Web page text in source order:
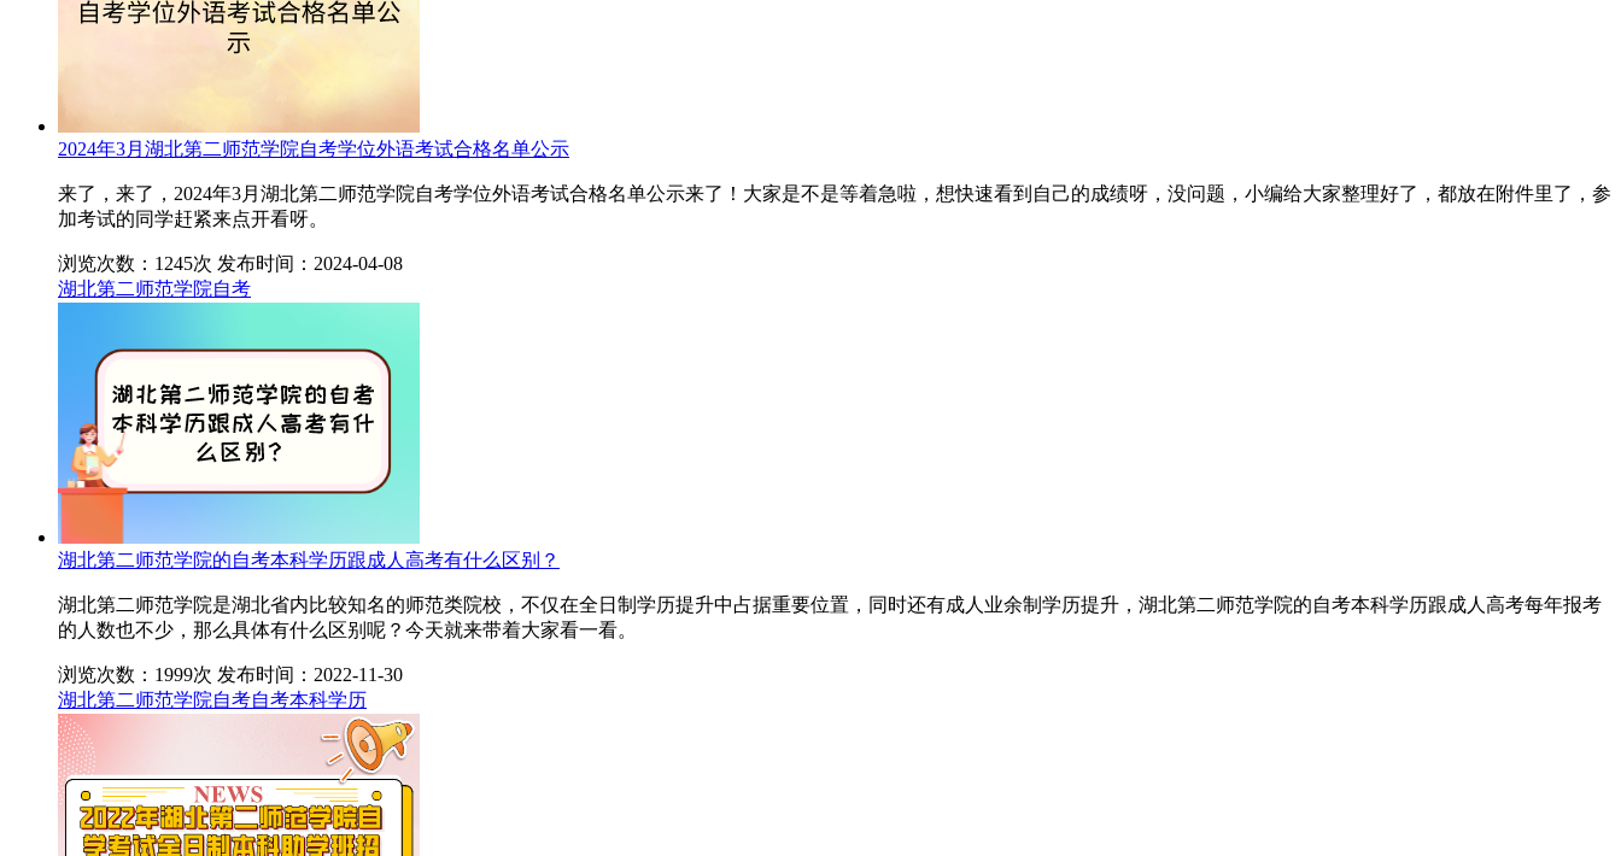
2024年3月湖北第二师范学院自考学位外语考试合格名单公示
来了，来了，2024年3月湖北第二师范学院自考学位外语考试合格名单公示来了！大家是不是等着急啦，想快速看到自己的成绩呀，没问题，小编给大家整理好了，都放在附件里了，参
加考试的同学赶紧来点开看呀。
浏览次数：1245次 发布时间：2024-04-08
湖北第二师范学院自考
湖北第二师范学院的自考本科学历跟成人高考有什么区别？
湖北第二师范学院是湖北省内比较知名的师范类院校，不仅在全日制学历提升中占据重要位置，同时还有成人业余制学历提升，湖北第二师范学院的自考本科学历跟成人高考每年报考
的人数也不少，那么具体有什么区别呢？今天就来带着大家看一看。
浏览次数：1999次 发布时间：2022-11-30
湖北第二师范学院自考自考本科学历